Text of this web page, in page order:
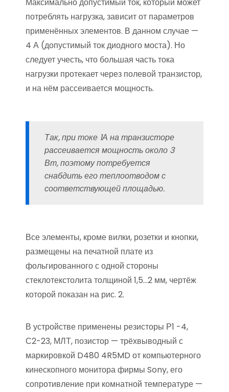
потреблять нагрузка, зависит от параметров
применённых элементов. В данном случае —
4 А (допустимый ток диодного моста). Но
следует учесть, что большая часть тока
нагрузки протекает через полевой транзистор,
и на нём рассеивается мощность.
Так, при токе 1А на транзисторе
рассеивается мощность около 3
Вт, поэтому потребуется
снабдить его теплоотводом с
соответствующей площадью.
Все элементы, кроме вилки, розетки и кнопки,
размещены на печатной плате из
фольгированного с одной стороны
стеклотекстолита толщиной 1,5…2 мм, чертёж
которой показан на рис. 2.
В устройстве применены резисторы Р1 -4,
С2-23, МЛТ, позистор — трёхвыводный с
маркировкой D480 4R5MD от компьютерного
кинескопного монитора фирмы Sony, его
сопротивление при комнатной температуре —